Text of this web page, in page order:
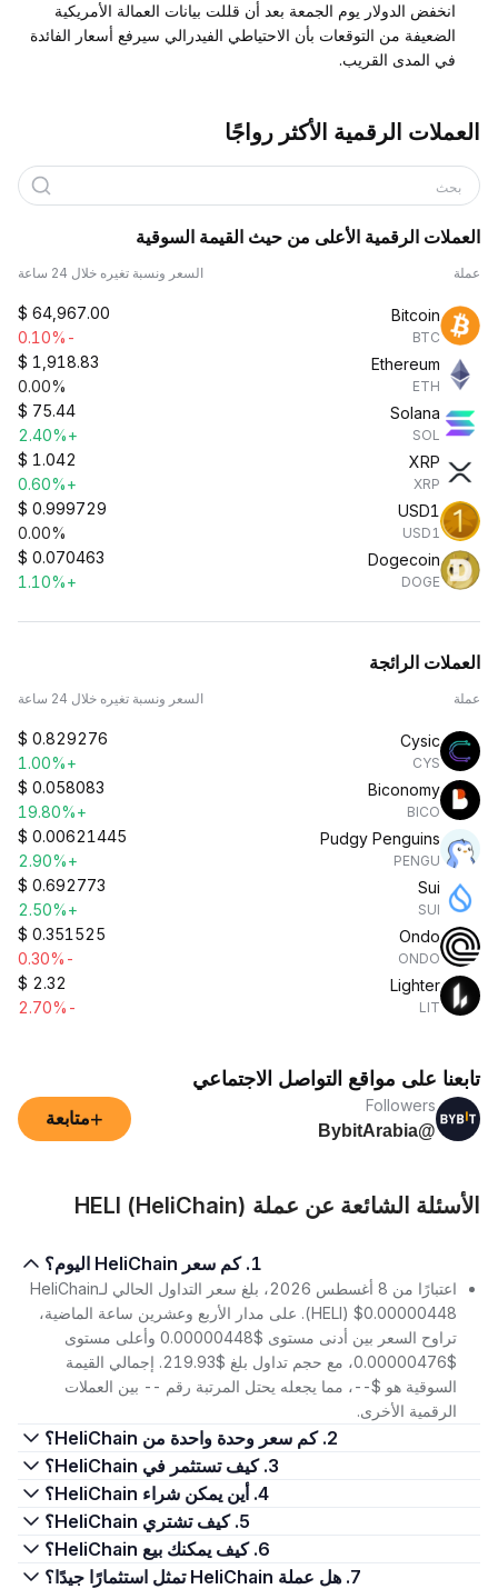
انخفض الدولار يوم الجمعة بعد أن قللت بيانات العمالة الأمريكية
الضعيفة من التوقعات بأن الاحتياطي الفيدرالي سيرفع أسعار الفائدة
في المدى القريب.
العملات الرقمية الأكثر رواجًا
بحث
العملات الرقمية الأعلى من حيث القيمة السوقية
عملة السعر ونسبة تغيره خلال 24 ساعة
Bitcoin
BTC
$ 64,967.00
-0.10%
Ethereum
ETH
$ 1,918.83
0.00%
Solana
SOL
$ 75.44
+2.40%
XRP
XRP
$ 1.042
+0.60%
USD1
USD1
$ 0.999729
0.00%
Dogecoin
DOGE
$ 0.070463
+1.10%
العملات الرائجة
عملة السعر ونسبة تغيره خلال 24 ساعة
Cysic
CYS
$ 0.829276
+1.00%
Biconomy
BICO
$ 0.058083
+19.80%
Pudgy Penguins
PENGU
$ 0.00621445
+2.90%
Sui
SUI
$ 0.692773
+2.50%
Ondo
ONDO
$ 0.351525
-0.30%
Lighter
LIT
$ 2.32
-2.70%
تابعنا على مواقع التواصل الاجتماعي
Followers
@BybitArabia
+متابعة
الأسئلة الشائعة عن عملة HELI (HeliChain)
1. كم سعر HeliChain اليوم؟
اعتبارًا من 8 أغسطس 2026، بلغ سعر التداول الحالي لـHeliChain
(HELI) $0.00000448. على مدار الأربع وعشرين ساعة الماضية،
تراوح السعر بين أدنى مستوى $0.00000448 وأعلى مستوى
$0.00000476، مع حجم تداول بلغ $219.93. إجمالي القيمة
السوقية هو $--، مما يجعله يحتل المرتبة رقم -- بين العملات
الرقمية الأخرى.
2. كم سعر وحدة واحدة من HeliChain؟
3. كيف تستثمر في HeliChain؟
4. أين يمكن شراء HeliChain؟
5. كيف تشتري HeliChain؟
6. كيف يمكنك بيع HeliChain؟
7. هل عملة HeliChain تمثل استثمارًا جيدًا؟